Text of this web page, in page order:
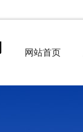
网站首页